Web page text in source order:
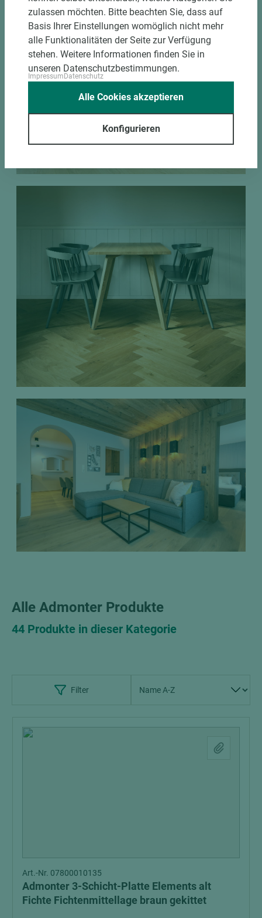
Alle Admonter Produkte
44 Produkte in dieser Kategorie
Filter
Art.-Nr. 07800010135
Admonter 3-Schicht-Platte Elements alt
Fichte Fichtenmittellage braun gekittet
zulassen möchten. Bitte beachten Sie, dass auf
Basis Ihrer Einstellungen womöglich nicht mehr
alle Funktionalitäten der Seite zur Verfügung
stehen. Weitere Informationen finden Sie in
unseren Datenschutzbestimmungen.
ImpressumDatenschutz
Konfigurieren
Alle Cookies akzeptieren